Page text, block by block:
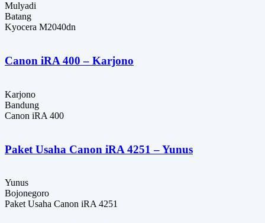
Mulyadi
Batang
Kyocera M2040dn
Canon iRA 400 – Karjono
Karjono
Bandung
Canon iRA 400
Paket Usaha Canon iRA 4251 – Yunus
Yunus
Bojonegoro
Paket Usaha Canon iRA 4251